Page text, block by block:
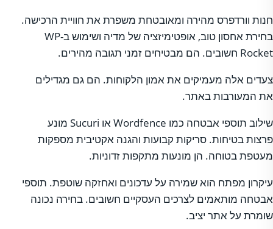
חנות וורדפרס מהירה ומאובטחת משפרת את חוויית הרכישה.
בחירת אחסון טוב, אופטימיזציה של מדיה ושימוש ב-WP
Rocket חשובים. הם מבטיחים זמני תגובה מהירים.
צעדים אלה מעמיקים את אמון הלקוחות. הם גם מגדילים
את המעורבות באתר.
שילוב תוספי אבטחה כמו Wordfence או Sucuri מונע
פרצות בטיחות. סריקות קבועות והגנה אקטיבית מספקות
מעטפת בטוחה. הן מונעות מתקפות זדוניות.
עיקרון מפתח הוא שמירה על עדכונים ואחזקה שוטפת. תוספי
אבטחה מותאמים לצרכים העסקיים חשובים. בחירה נכונה
שומרת על אתר יציב.